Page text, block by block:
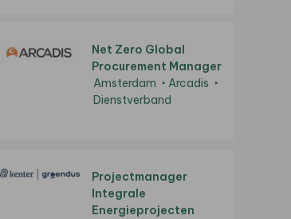
Net Zero Global
Procurement Manager
Amsterdam
Arcadis
Dienstverband
Projectmanager
Integrale
Energieprojecten